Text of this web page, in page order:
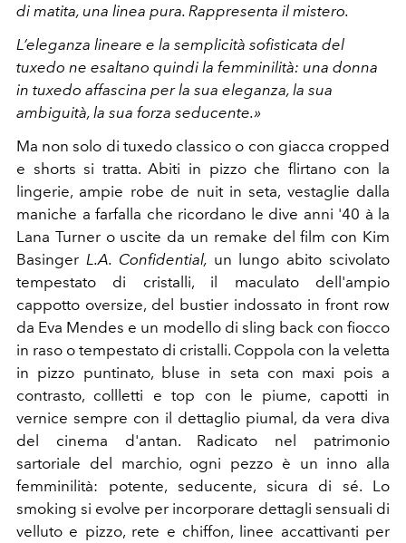
di matita, una linea pura. Rappresenta il mistero.
L’eleganza lineare e la semplicità sofisticata del
tuxedo ne esaltano quindi la femminilità: una donna
in tuxedo affascina per la sua eleganza, la sua
ambiguità, la sua forza seducente.»
Ma non solo di tuxedo classico o con giacca cropped
e shorts si tratta. Abiti in pizzo che flirtano con la
lingerie, ampie robe de nuit in seta, vestaglie dalla
maniche a farfalla che ricordano le dive anni '40 à la
Lana Turner o uscite da un remake del film con Kim
Basinger L.A. Confidential, un lungo abito scivolato
tempestato di cristalli, il maculato dell'ampio
cappotto oversize, del bustier indossato in front row
da Eva Mendes e un modello di sling back con fiocco
in raso o tempestato di cristalli. Coppola con la veletta
in pizzo puntinato, bluse in seta con maxi pois a
contrasto, collletti e top con le piume, capotti in
vernice sempre con il dettaglio piumal, da vera diva
del cinema d'antan. Radicato nel patrimonio
sartoriale del marchio, ogni pezzo è un inno alla
femminilità: potente, seducente, sicura di sé. Lo
smoking si evolve per incorporare dettagli sensuali di
velluto e pizzo, rete e chiffon, linee accattivanti per